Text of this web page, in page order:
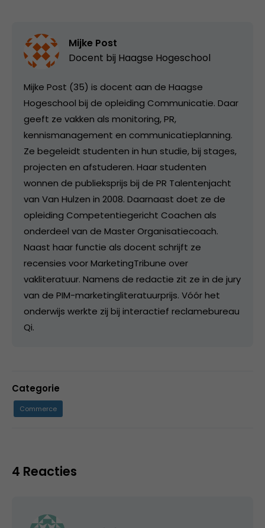
Mijke Post
Docent bij Haagse Hogeschool
Mijke Post (35) is docent aan de Haagse
Hogeschool bij de opleiding Communicatie. Daar
geeft ze vakken als monitoring, PR,
kennismanagement en communicatieplanning.
Ze begeleidt studenten in hun studie, bij stages,
projecten en afstuderen. Haar studenten
wonnen de publieksprijs bij de PR Talentenjacht
van Van Hulzen in 2008. Daarnaast doet ze de
opleiding Competentiegericht Coachen als
onderdeel van de Master Organisatiecoach.
Naast haar functie als docent schrijft ze
recensies voor MarketingTribune over
vakliteratuur. Namens de redactie zit ze in de jury
van de PIM-marketingliteratuurprijs. Vóór het
onderwijs werkte zij bij interactief reclamebureau
Qi.
Categorie
Commerce
4 Reacties